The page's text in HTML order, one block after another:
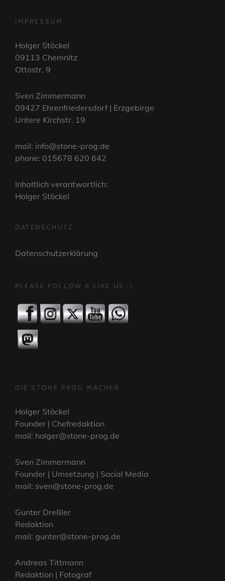
IMPRESSUM
Holger Stöckel
09113 Chemnitz
Ottostr. 9
Sven Zimmermann
09427 Ehrenfriedersdorf | Erzgebirge
Untere Kirchstr. 19
mail: info@stone-prog.de
phone: 015678 620 642
Inhaltlich verantwortlich:
Holger Stöckel
DATENSCHUTZ
Datenschutzerklärung
PLEASE FOLLOW & LIKE US :)
DIE STONE PROG MACHER
Holger Stöckel
Founder | Chefredaktion
mail: holger@stone-prog.de
Sven Zimmermann
Founder | Umsetzung | Social Media
mail: sven@stone-prog.de
Gunter Dreßler
Redaktion
mail: gunter@stone-prog.de
Andreas Tittmann
Redaktion | Fotograf